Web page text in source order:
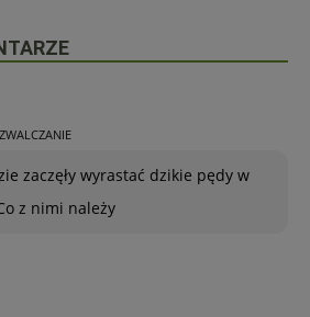
zaczęły wyrastać dzikie pędy w
z nimi należy